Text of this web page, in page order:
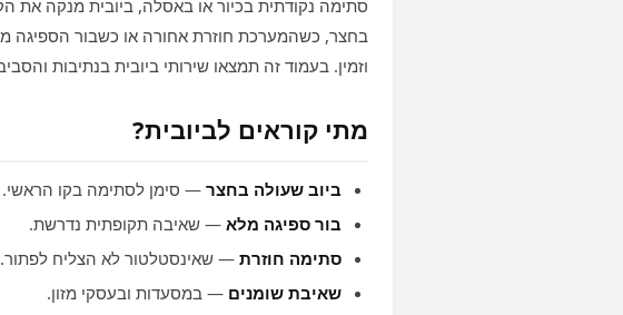
סתימה נקודתית בכיור או באסלה, ביובית מנקה את
בחצר, כשהמערכת חוזרת אחורה או כשבור הספיגה
וזמין. בעמוד זה תמצאו שירותי ביובית בנתיבות
מתי קוראים לביובית?
ביוב שעולה בחצר — סימן לסתימה בקו הראשי.
בור ספיגה מלא — שאיבה תקופתית נדרשת.
סתימה חוזרת — שאינסטלטור לא הצליח לפתור.
שאיבת שומנים — במסעדות ובעסקי מזון.